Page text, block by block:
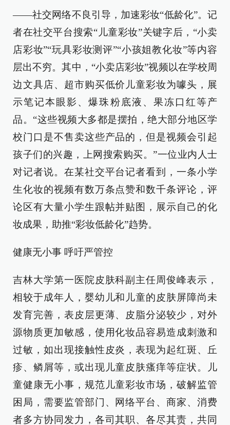
——社交网络不良引导，加速彩妆“低龄化”。记
者在社交平台搜索“儿童彩妆”关键字后，“小卖
店彩妆”“玩具彩妆测评”“小孩姐教化妆”等内容
层出不穷。其中，“小卖店彩妆”视频以在学校周
边文具店、超市购买低价儿童彩妆为噱头，展
示笔记本眼影、爆珠粉底液、果冻口红等产
品。“这些视频大多都是摆拍，绝大部分地区学
校门口是不售卖这些产品的，但是视频会引起
孩子们的兴趣，上网搜索购买。”一位业内人士
对记者说。在某社交平台记者看到，一条小学
生化妆的视频有数万条点赞和数千条评论，评
论区有大量小学生跟帖并贴图，展示自己的化
妆成果，助推“彩妆低龄化”趋势。
健康无小事 呼吁严管控
吉林大学第一医院皮肤科副主任周俊峰表示，
相较于成年人，婴幼儿和儿童的皮肤屏障尚未
发育完善，表皮层更薄、皮脂分泌较少，对外
源物质更加敏感，使用化妆品容易造成刺激和
过敏，如出现接触性皮炎，表现为起红斑、丘
疹、鳞屑等，或出现儿童皮肤瘙痒等症状。儿
童健康无小事，规范儿童彩妆市场，破解监管
困局，需要监管部门、网络平台、商家、消费
者多方协同发力，各司其职、各尽其责，共同